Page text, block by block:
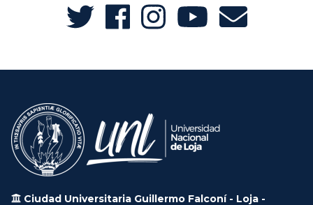
Ciudad Universitaria Guillermo Falconí - Loja -